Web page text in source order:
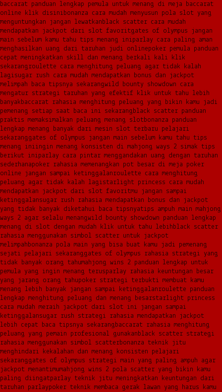
baccarat panduan lengkap pemula untuk menang di meja baccarat
online klik disinibonanza cara mudah menyusun pola slot yang
menguntungkan jangan lewatkanblack scatter cara mudah
mendapatkan jackpot dari slot favoritgates of olympus jangan
main sebelum kamu tahu tips menang iniparlay cara paling aman
menghasilkan uang dari taruhan judi onlinepoker pemula panduan
cepat meningkatkan skill dan menang berkali kali klik
sekarangroulette cara menghitung peluang agar tidak kalah
lagisugar rush cara mudah mendapatkan bonus dan jackpot
melimpah baca tipsnya sekarangwild bounty showdown cara
mengatur strategi taruhan yang efektif klik untuk tahu lebih
banyakbaccarat rahasia menghitung peluang yang bikin kamu jadi
pemenang setiap saat baca ini sekarangblack scatter panduan
praktis memaksimalkan peluang menang slotbonanza panduan
lengkap menang banyak dari mesin slot terbaru pelajari
sekaranggates of olympus jangan main sebelum kamu tahu tips
menang iniingin menang konsisten di mahjong ways 2 simak tips
berikut iniparlay cara pintar menggandakan uang dengan taruhan
sederhanapoker rahasia memenangkan pot besar di meja poker
online jangan sampai ketinggalanroulette cara menghitung
peluang agar tidak kalah lagistarlight princess cara mudah
mendapatkan jackpot dari slot favoritmu jangan sampai
ketinggalansugar rush rahasia mendapatkan bonus dan jackpot
yang tidak banyak diketahui baca tipsnyatips ampuh main mahjong
ways 2 agar selalu menangwild bounty showdown panduan lengkap
menang di slot dengan mudah klik untuk tahu lebihblack scatter
rahasia menggunakan simbol scatter untuk jackpot
melimpahbonanza pola main yang bisa buat kamu jadi pemenang
sejati pelajari sekaranggates of olympus rahasia strategi yang
tidak banyak orang tahumahjong wins 2 panduan lengkap untuk
pemula yang ingin menang terusparlay rahasia keuntungan besar
yang jarang orang tahupoker strategi terbukti membuat kamu
menang lebih banyak jangan sampai ketinggalanroulette panduan
lengkap menghitung peluang dan menang besarstarlight princess
cara mudah meraih jackpot dari slot ini jangan sampai
ketinggalansugar rush strategi rahasia mendapatkan jackpot
lebih cepat baca tipsnya sekarangbaccarat rahasia menghitung
peluang yang pemain profesional gunakanblack scatter strategi
rahasia menggunakan simbol scatterbonanza teknik jitu
menghindari kekalahan dan menang konsisten pelajari
sekaranggates of olympus strategi main yang paling ampuh agar
jackpot menantimumahjong wins 2 pola scatter yang bikin kamu
paling diingatparlay teknik jitu meningkatkan keuntungan dari
taruhan parlaypoker teknik membaca gerak lawan yang harus kamu